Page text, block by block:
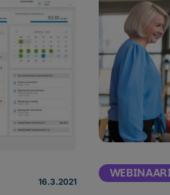
16.3.2021